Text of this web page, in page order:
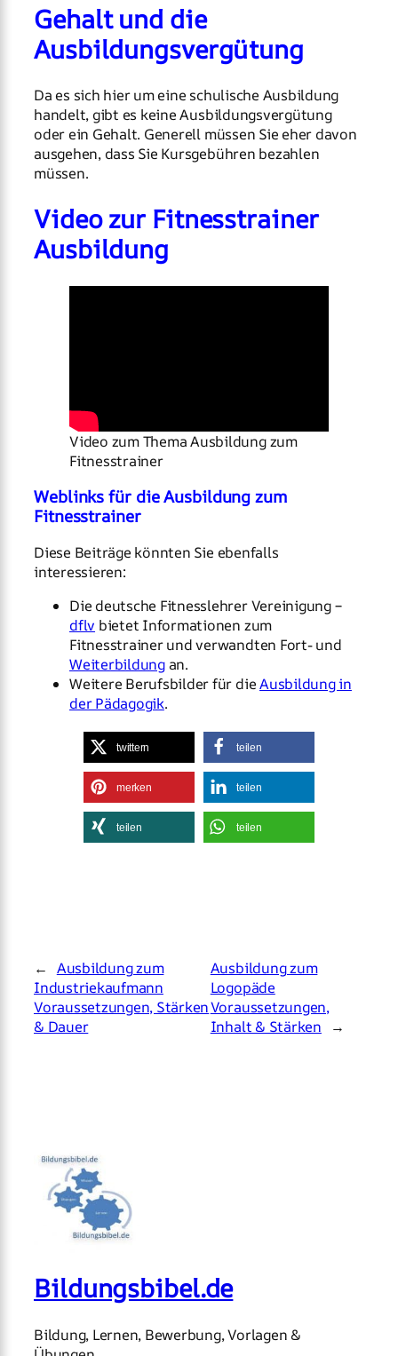
Gehalt und die
Ausbildungsvergütung
Da es sich hier um eine schulische Ausbildung
handelt, gibt es keine Ausbildungsvergütung
oder ein Gehalt. Generell müssen Sie eher davon
ausgehen, dass Sie Kursgebühren bezahlen
müssen.
Video zur Fitnesstrainer
Ausbildung
Video zum Thema Ausbildung zum
Fitnesstrainer
Weblinks für die Ausbildung zum
Fitnesstrainer
Diese Beiträge könnten Sie ebenfalls
interessieren:
Die deutsche Fitnesslehrer Vereinigung –
dflv bietet Informationen zum
Fitnesstrainer und verwandten Fort- und
Weiterbildungan.
Weitere Berufsbilder für dieAusbildung in
der Pädagogik.
twittern teilen
merken teilen
teilen teilen
← Ausbildung zum
Industriekaufmann
Voraussetzungen, Stärken
& Dauer
Ausbildung zum
Logopäde
Voraussetzungen,
Inhalt & Stärken
→
Bildungsbibel.de
Bildung, Lernen, Bewerbung, Vorlagen &